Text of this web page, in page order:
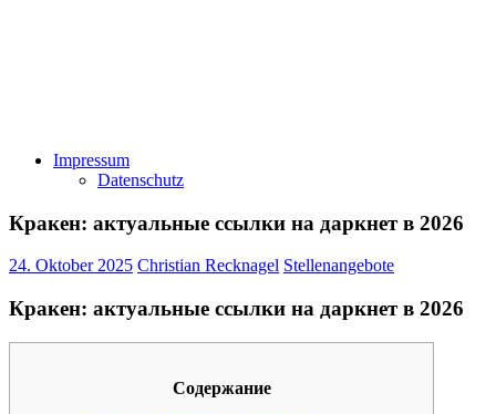
Impressum
Datenschutz
Кракен: актуальные ссылки на даркнет в 2026
24. Oktober 2025 Christian Recknagel Stellenangebote
Кракен: актуальные ссылки на даркнет в 2026
Содержание